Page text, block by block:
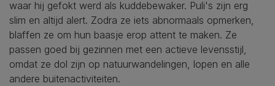
waar hij gefokt werd als kuddebewaker. Puli's zijn erg
slim en altijd alert. Zodra ze iets abnormaals opmerken,
blaffen ze om hun baasje erop attent te maken. Ze
passen goed bij gezinnen met een actieve levensstijl,
omdat ze dol zijn op natuurwandelingen, lopen en alle
andere buitenactiviteiten.